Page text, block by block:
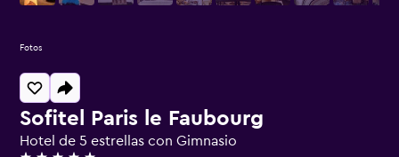
Sofitel Paris le Faubourg
Hotel de 5 estrellas con Gimnasio
Fotos